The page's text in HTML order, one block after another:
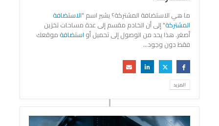
ما هي الاستضافة المشتركة؟ يشير اسم "الاستضافة
المشتركة" إلى أن الخادم مقسم إلى عدة مساحات تخزين
أصغر. هذا يحد من الوصول إلى تحميل أو استضافة موقعك
فقط دون وجود...
المزيد